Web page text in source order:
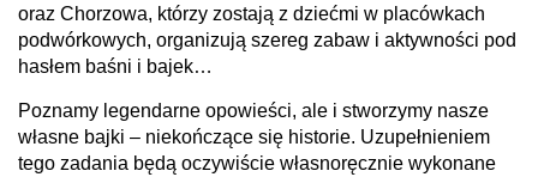
oraz Chorzowa, którzy zostają z dziećmi w placówkach
podwórkowych, organizują szereg zabaw i aktywności pod
hasłem baśni i bajek…
Poznamy legendarne opowieści, ale i stworzymy nasze
własne bajki – niekończące się historie. Uzupełnieniem
tego zadania będą oczywiście własnoręcznie wykonane